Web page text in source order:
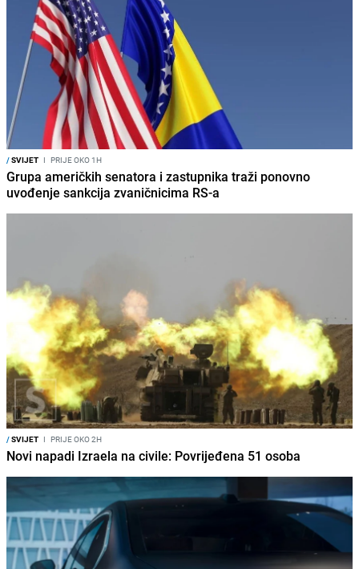
/SVIJET I PRIJE OKO 1H
Grupa američkih senatora i zastupnika traži ponovno
uvođenje sankcija zvaničnicima RS-a
/SVIJET I PRIJE OKO 2H
Novi napadi Izraela na civile: Povrijeđena 51 osoba